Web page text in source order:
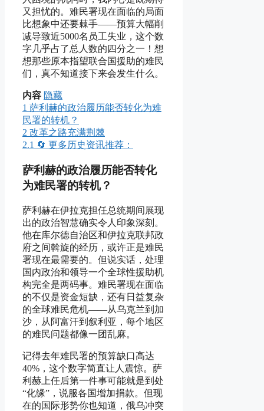
又担忧的。难民署现在面临的局面
比想象中还要棘手——预算大幅削
减导致近5000名员工失业，这个数
字几乎占了总人数的四分之一！想
想那些原本指望联合国援助的难民
们，真不知道接下来会发生什么。
内容 隐藏
1 萨利赫的政治履历能否转化为难
民署的转机？
2 改革之路充满荆棘
2.1 🔄 更多历史资讯推荐：
萨利赫的政治履历能否转化
为难民署的转机？
萨利赫在伊拉克担任总统期间展现
出的政治智慧确实令人印象深刻。
他在库尔德自治区和伊拉克联邦政
府之间斡旋的经历，或许正是难民
署现在最需要的。但说实话，处理
国内政治和领导一个全球性援助机
构完全是两码事。难民署现在面临
的不仅是资金短缺，还有日益复杂
的全球难民危机——从乌克兰到加
沙，从阿富汗到叙利亚，每个地区
的难民问题都像一团乱麻。
记得去年难民署的预算缺口高达
40%，这个数字简直让人震惊。萨
利赫上任后第一件事可能就是到处
“化缘”，说服各国增加捐款。但现
在的国际形势你也知道，俄乌冲突